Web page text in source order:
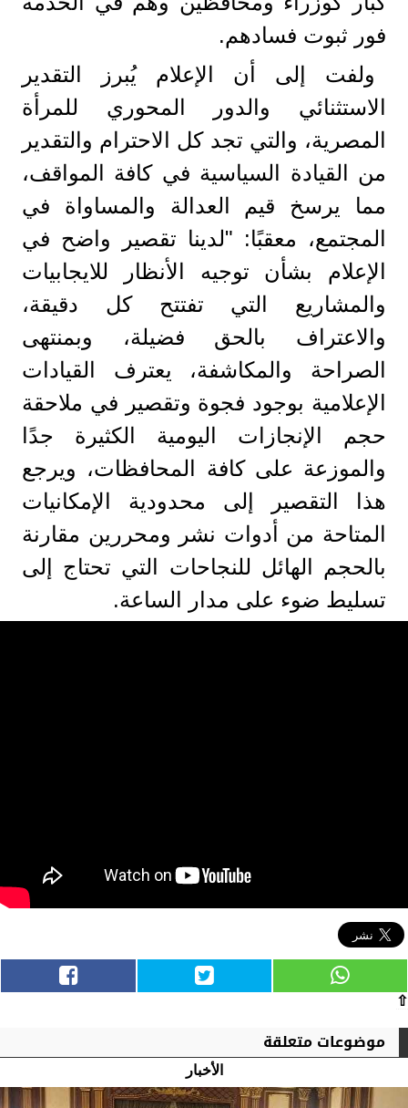
فور ثبوت فسادهم.
ولفت إلى أن الإعلام يُبرز التقدير
الاستثنائي والدور المحوري للمرأة
المصرية، والتي تجد كل الاحترام والتقدير
من القيادة السياسية في كافة المواقف،
مما يرسخ قيم العدالة والمساواة في
المجتمع، معقبًا: "لدينا تقصير واضح في
الإعلام بشأن توجيه الأنظار للايجابيات
والمشاريع التي تفتتح كل دقيقة،
والاعتراف بالحق فضيلة، وبمنتهى
الصراحة والمكاشفة، يعترف القيادات
الإعلامية بوجود فجوة وتقصير في ملاحقة
حجم الإنجازات اليومية الكثيرة جدًا
والموزعة على كافة المحافظات، ويرجع
هذا التقصير إلى محدودية الإمكانيات
المتاحة من أدوات نشر ومحررين مقارنة
بالحجم الهائل للنجاحات التي تحتاج إلى
تسليط ضوء على مدار الساعة.
⇧
موضوعات متعلقة
الأخبار